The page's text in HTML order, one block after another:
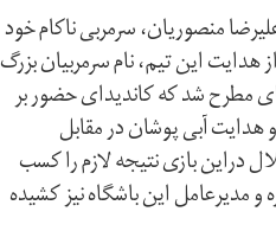
با استعفای علیرضا منصوریان، سرمربی ناکام خود
هدایت این تیم، نام سرمربیان بزرگ
مطرح شد که کاندیدای حضور بر
هدایت آبی پوشان در مقابل
دراین بازی نتیجه لازم را کسب
مدیرعامل این باشگاه نیز کشیده